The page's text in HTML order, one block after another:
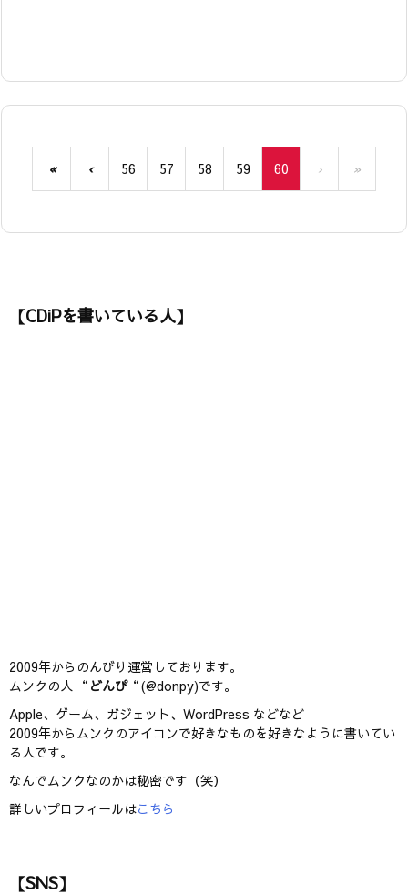
« ‹ 56 57 58 59 60 › »
【CDiPを書いている人】
2009年からのんびり運営しております。
ムンクの人 “ どんぴ“(@donpy)です。
Apple、ゲーム、ガジェット、WordPress などなど
2009年からムンクのアイコンで好きなものを好きなように書いてい
る人です。
なんでムンクなのかは秘密です（笑）
詳しいプロフィールはこちら
【SNS】